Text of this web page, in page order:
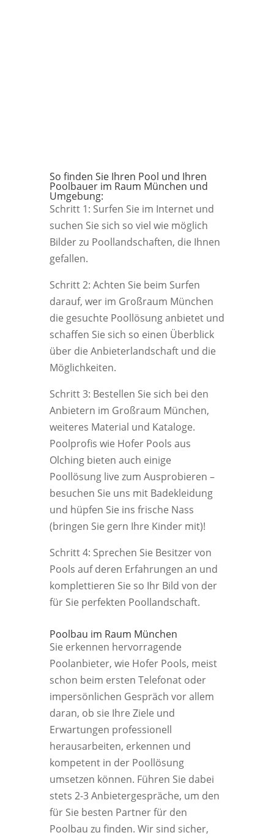
So finden Sie Ihren Pool und Ihren
Poolbauer im Raum München und
Umgebung:
Schritt 1: Surfen Sie im Internet und
suchen Sie sich so viel wie möglich
Bilder zu Poollandschaften, die Ihnen
gefallen.
Schritt 2: Achten Sie beim Surfen
darauf, wer im Großraum München
die gesuchte Poollösung anbietet und
schaffen Sie sich so einen Überblick
über die Anbieterlandschaft und die
Möglichkeiten.
Schritt 3: Bestellen Sie sich bei den
Anbietern im Großraum München,
weiteres Material und Kataloge.
Poolprofis wie Hofer Pools aus
Olching bieten auch einige
Poollösung live zum Ausprobieren –
besuchen Sie uns mit Badekleidung
und hüpfen Sie ins frische Nass
(bringen Sie gern Ihre Kinder mit)!
Schritt 4: Sprechen Sie Besitzer von
Pools auf deren Erfahrungen an und
komplettieren Sie so Ihr Bild von der
für Sie perfekten Poollandschaft.
Poolbau im Raum München
Sie erkennen hervorragende
Poolanbieter, wie Hofer Pools, meist
schon beim ersten Telefonat oder
impersönlichen Gespräch vor allem
daran, ob sie Ihre Ziele und
Erwartungen professionell
herausarbeiten, erkennen und
kompetent in der Poollösung
umsetzen können. Führen Sie dabei
stets 2-3 Anbietergespräche, um den
für Sie besten Partner für den
Poolbau zu finden. Wir sind sicher,